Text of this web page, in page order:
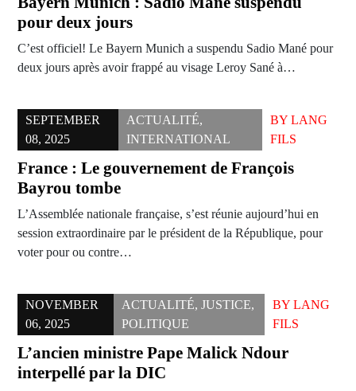
pour deux jours
C’est officiel! Le Bayern Munich a suspendu Sadio Mané pour
deux jours après avoir frappé au visage Leroy Sané à…
SEPTEMBER
08, 2025
ACTUALITÉ,
INTERNATIONAL
BYLANG
FILS
France : Le gouvernement de François
Bayrou tombe
L’Assemblée nationale française, s’est réunie aujourd’hui en
session extraordinaire par le président de la République, pour
voter pour ou contre…
NOVEMBER
06, 2025
ACTUALITÉ,JUSTICE,
POLITIQUE
BYLANG
FILS
L’ancien ministre Pape Malick Ndour
interpellé par la DIC